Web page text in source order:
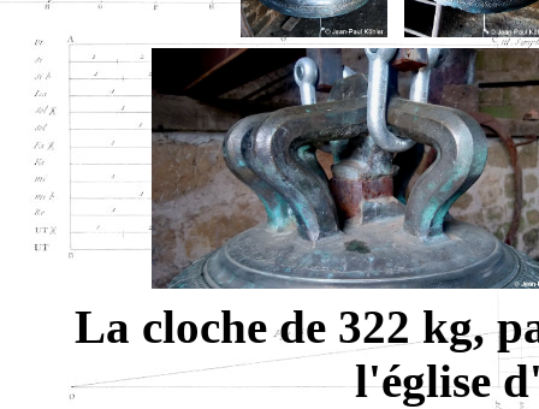
La cloche de 322 kg,
l'église